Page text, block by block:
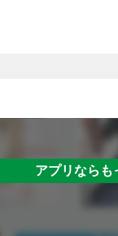
アプリならも